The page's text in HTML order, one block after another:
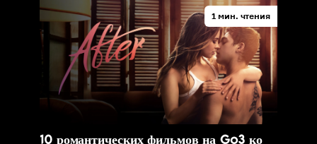
1 мин. чтения
10 романтических фильмов на Go3 ко